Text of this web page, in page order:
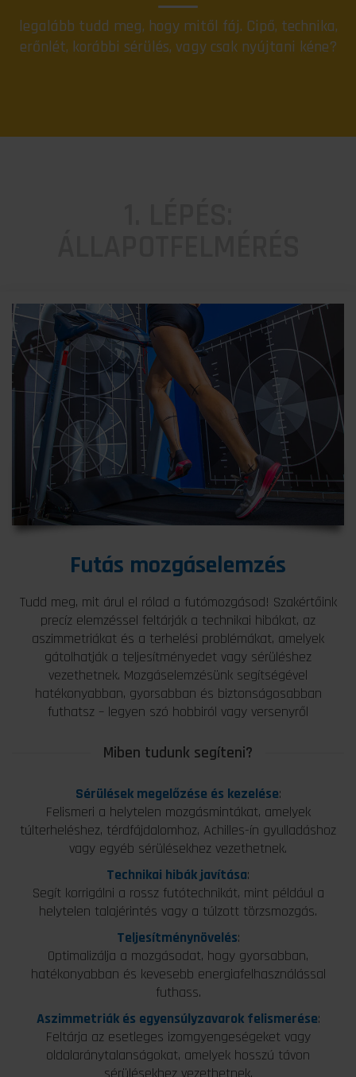
legalább tudd meg, hogy mitől fáj. Cipő, technika,
erőnlét, korábbi sérülés, vagy csak nyújtani kéne?
Futás mozgáselemzés
Tudd meg, mit árul el rólad a futómozgásod! Szakértőink
precíz elemzéssel feltárják a technikai hibákat, az
aszimmetriákat és a terhelési problémákat, amelyek
gátolhatják a teljesítményedet vagy sérüléshez
vezethetnek. Mozgáselemzésünk segítségével
hatékonyabban, gyorsabban és biztonságosabban
futhatsz – legyen szó hobbiról vagy versenyről
Miben tudunk segíteni?
Sérülések megelőzése és kezelése:
Felismeri a helytelen mozgásmintákat, amelyek
túlterheléshez, térdfájdalomhoz, Achilles-ín gyulladáshoz
vagy egyéb sérülésekhez vezethetnek.
Technikai hibák javítása:
Segít korrigálni a rossz futótechnikát, mint például a
helytelen talajérintés vagy a túlzott törzsmozgás.
Teljesítménynövelés:
Optimalizálja a mozgásodat, hogy gyorsabban,
hatékonyabban és kevesebb energiafelhasználással
futhass.
Aszimmetriák és egyensúlyzavarok felismerése:
Feltárja az esetleges izomgyengeségeket vagy
oldalaránytalanságokat, amelyek hosszú távon
sérülésekhez vezethetnek.